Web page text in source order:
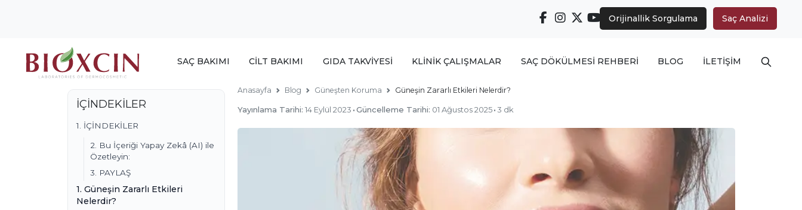
Orijinallik Sorgulama Saç Analizi
SAÇ BAKIMI CİLT BAKIMI GIDA TAKVİYESİ KLİNİK ÇALIŞMALAR SAÇ DÖKÜLMESİ REHBERİ BLOG İLETİŞİM Arama
İÇİNDEKİLER
1. İÇİNDEKİLER
2. Bu İçeriği Yapay Zekâ (AI) ile
Özetleyin:
3. PAYLAŞ
1. Güneşin Zararlı Etkileri
Nelerdir?
Anasayfa Blog Güneşten Koruma Güneşin Zararlı Etkileri Nelerdir?
Yayınlama Tarihi: 14 Eylül 2023 ·Güncelleme Tarihi: 01 Ağustos 2025 ·3 dk